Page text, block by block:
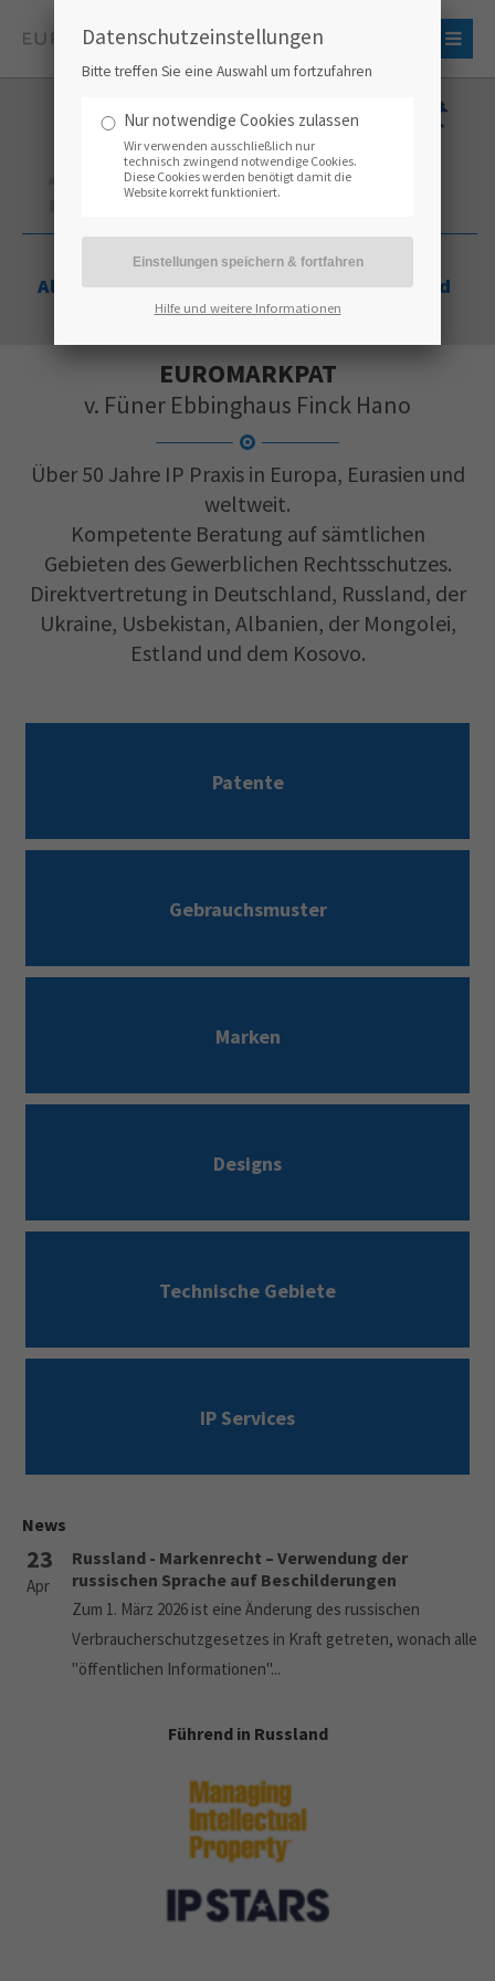
Deutschland Russland
Ukraine
Albanien
Mongolei Usbekistan
Estland
Kosovo
EUROMARKPAT
v. Füner Ebbinghaus Finck Hano
Über 50 Jahre IP Praxis in Europa, Eurasien und
weltweit.
Kompetente Beratung auf sämtlichen
Gebieten des Gewerblichen Rechtsschutzes.
Direktvertretung in Deutschland, Russland, der
Ukraine, Usbekistan, Albanien, der Mongolei,
Estland und dem Kosovo.
Patente
Gebrauchsmuster
Marken
Designs
Technische Gebiete
IP Services
News
23
Apr
Russland - Markenrecht – Verwendung der
russischen Sprache auf Beschilderungen
Zum 1. März 2026 ist eine Änderung des russischen
Verbraucherschutzgesetzes in Kraft getreten, wonach alle
"öffentlichen Informationen"...
Führend in Russland
Datenschutzeinstellungen
Bitte treffen Sie eine Auswahl um fortzufahren
Nur notwendige Cookies zulassen
Wir verwenden ausschließlich nur
technisch zwingend notwendige Cookies.
Diese Cookies werden benötigt damit die
Website korrekt funktioniert.
Hilfe und weitere Informationen